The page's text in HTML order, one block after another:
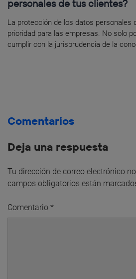
personales de tus clientes?
La protección de los datos personales
prioridad para las empresas. No solo
cumplir con la jurisprudencia de la
Comentarios
Deja una respuesta
Tu dirección de correo electrónico
campos obligatorios están
Comentario *